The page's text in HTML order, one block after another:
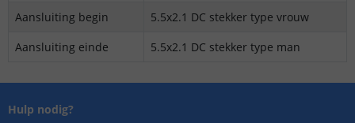
Aansluiting begin
5.5x2.1 DC stekker type vrouw
Aansluiting einde
5.5x2.1 DC stekker type man
Hulp nodig?